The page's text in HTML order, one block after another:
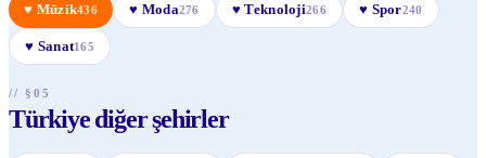
♥ Müzik436 ♥ Moda276 ♥Teknoloji266 ♥ Spor240
♥ Sanat165
// §05
Türkiye diğer şehirler